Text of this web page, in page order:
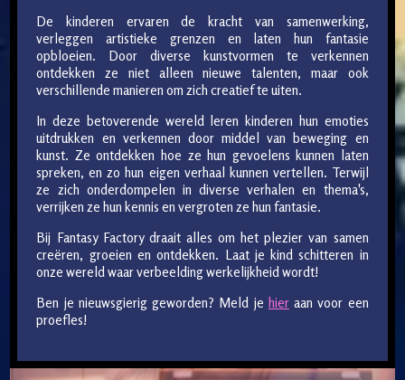
De kinderen ervaren de kracht van samenwerking,
verleggen artistieke grenzen en laten hun fantasie
opbloeien. Door diverse kunstvormen te verkennen
ontdekken ze niet alleen nieuwe talenten, maar ook
verschillende manieren om zich creatief te uiten.
In deze betoverende wereld leren kinderen hun emoties
uitdrukken en verkennen door middel van beweging en
kunst. Ze ontdekken hoe ze hun gevoelens kunnen laten
spreken, en zo hun eigen verhaal kunnen vertellen. Terwijl
ze zich onderdompelen in diverse verhalen en thema's,
verrijken ze hun kennis en vergroten ze hun fantasie.
Bij Fantasy Factory draait alles om het plezier van samen
creëren, groeien en ontdekken. Laat je kind schitteren in
onze wereld waar verbeelding werkelijkheid wordt!
Ben je nieuwsgierig geworden? Meld je hieraan voor een
proefles!